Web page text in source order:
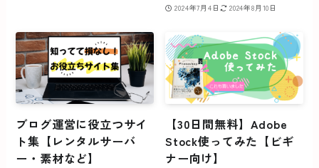
2024年7月4日 2024年8月10日
ブログ運営に役立つサイ
ト集【レンタルサーバ
ー・素材など】
【30日間無料】Adobe
Stock使ってみた【ビギ
ナー向け】